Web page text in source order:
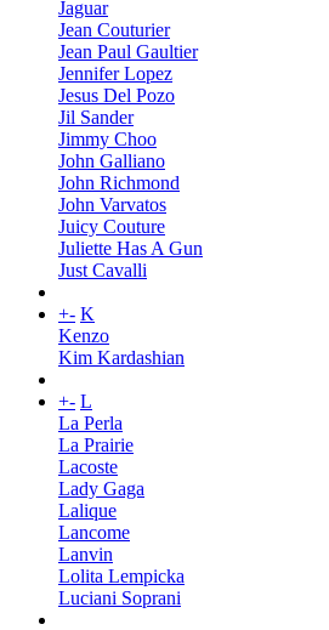
Jaguar
Jean Couturier
Jean Paul Gaultier
Jennifer Lopez
Jesus Del Pozo
Jil Sander
Jimmy Choo
John Galliano
John Richmond
John Varvatos
Juicy Couture
Juliette Has A Gun
Just Cavalli
+- K
Kenzo
Kim Kardashian
+- L
La Perla
La Prairie
Lacoste
Lady Gaga
Lalique
Lancome
Lanvin
Lolita Lempicka
Luciani Soprani